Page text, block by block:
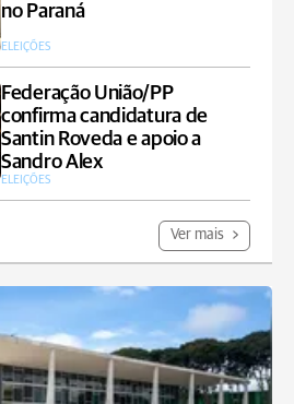
no Paraná
ELEIÇÕES
Federação União/PP
confirma candidatura de
Santin Roveda e apoio a
Sandro Alex
ELEIÇÕES
Ver mais